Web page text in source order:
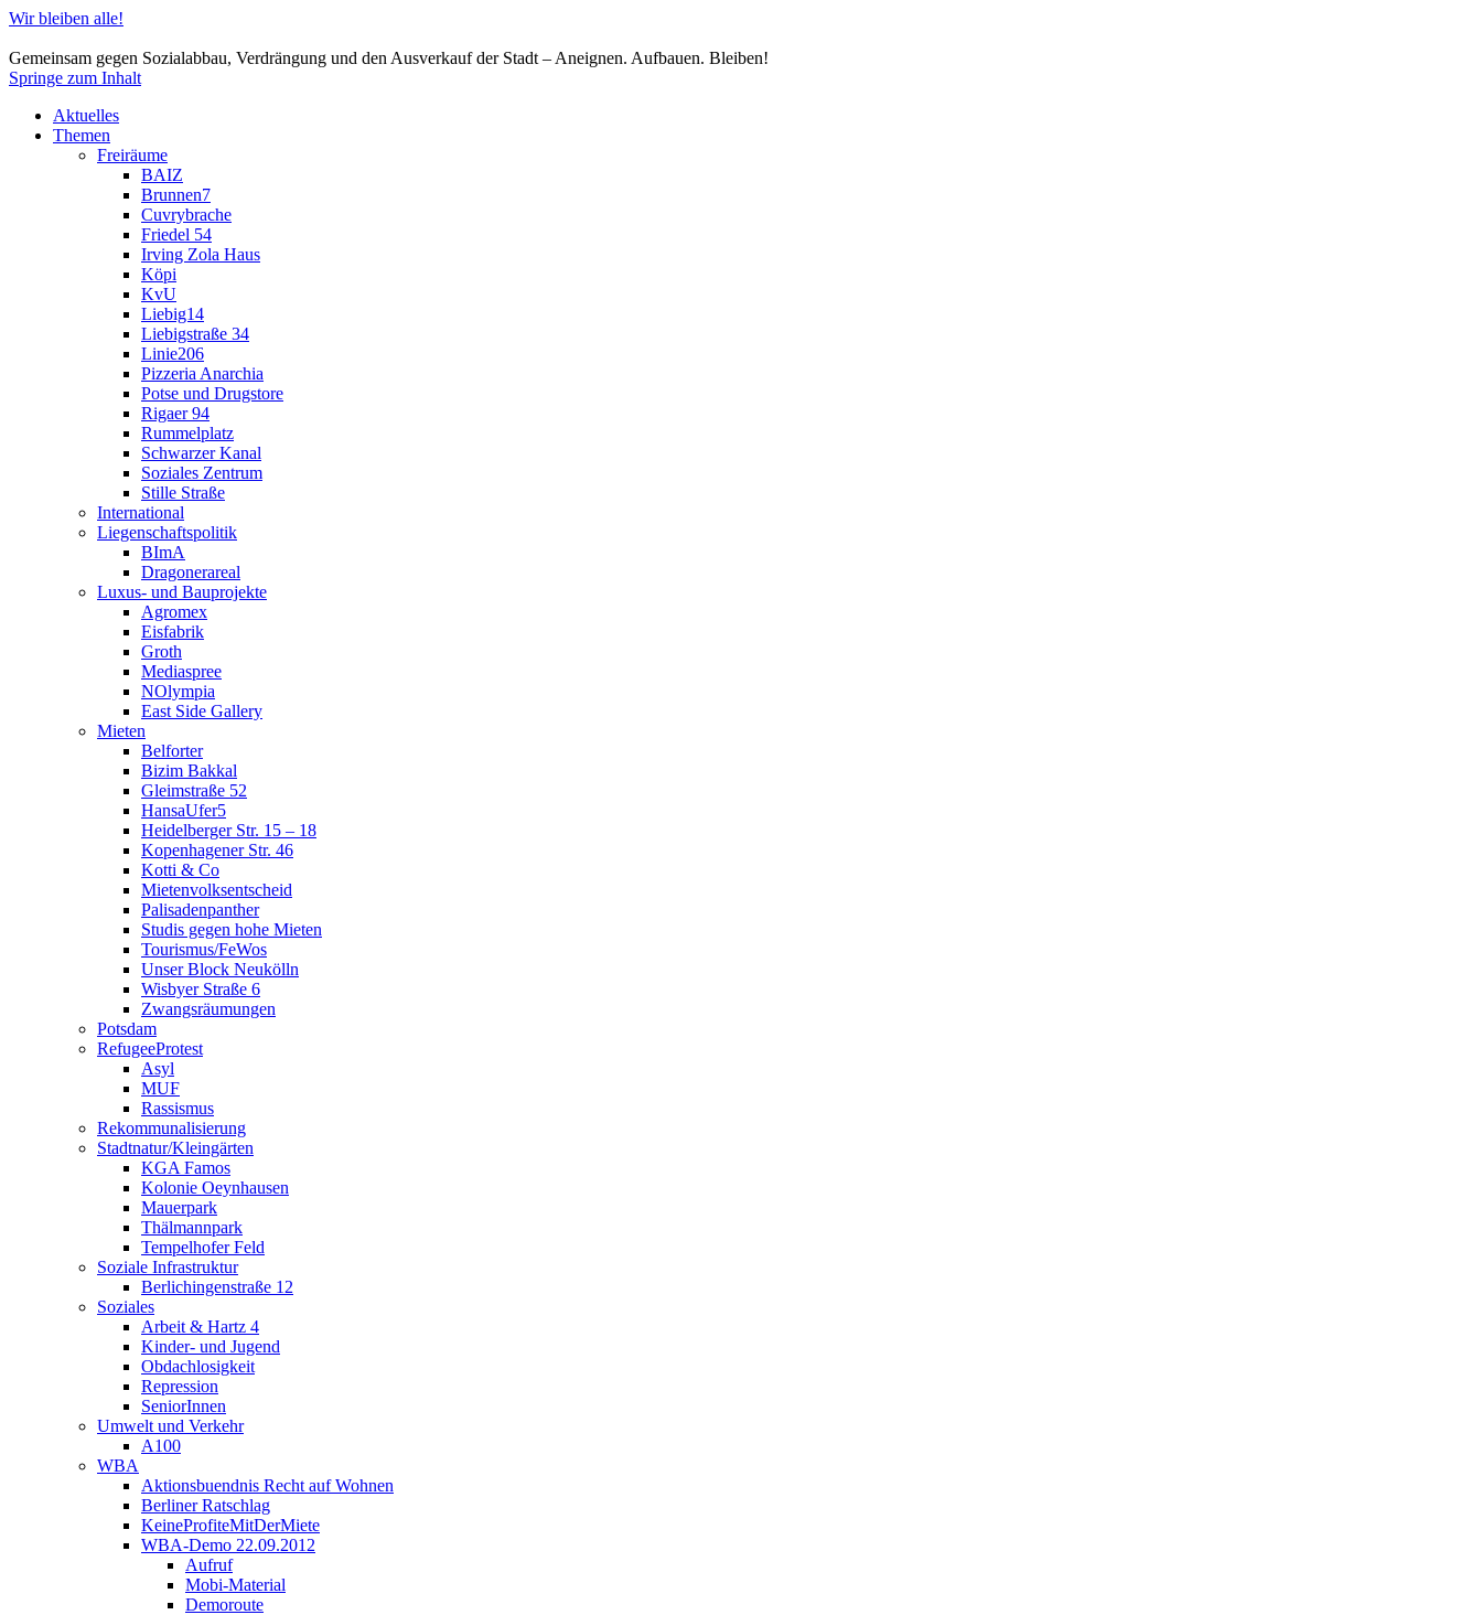
Wir bleiben alle!
Gemeinsam gegen Sozialabbau, Verdrängung und den Ausverkauf der Stadt – Aneignen. Aufbauen. Bleiben!
Springe zum Inhalt
Aktuelles
Themen
Freiräume
BAIZ
Brunnen7
Cuvrybrache
Friedel 54
Irving Zola Haus
Köpi
KvU
Liebig14
Liebigstraße 34
Linie206
Pizzeria Anarchia
Potse und Drugstore
Rigaer 94
Rummelplatz
Schwarzer Kanal
Soziales Zentrum
Stille Straße
International
Liegenschaftspolitik
BImA
Dragonerareal
Luxus- und Bauprojekte
Agromex
Eisfabrik
Groth
Mediaspree
NOlympia
East Side Gallery
Mieten
Belforter
Bizim Bakkal
Gleimstraße 52
HansaUfer5
Heidelberger Str. 15 – 18
Kopenhagener Str. 46
Kotti & Co
Mietenvolksentscheid
Palisadenpanther
Studis gegen hohe Mieten
Tourismus/FeWos
Unser Block Neukölln
Wisbyer Straße 6
Zwangsräumungen
Potsdam
RefugeeProtest
Asyl
MUF
Rassismus
Rekommunalisierung
Stadtnatur/Kleingärten
KGA Famos
Kolonie Oeynhausen
Mauerpark
Thälmannpark
Tempelhofer Feld
Soziale Infrastruktur
Berlichingenstraße 12
Soziales
Arbeit & Hartz 4
Kinder- und Jugend
Obdachlosigkeit
Repression
SeniorInnen
Umwelt und Verkehr
A100
WBA
Aktionsbuendnis Recht auf Wohnen
Berliner Ratschlag
KeineProfiteMitDerMiete
WBA-Demo 22.09.2012
Aufruf
Mobi-Material
Demoroute